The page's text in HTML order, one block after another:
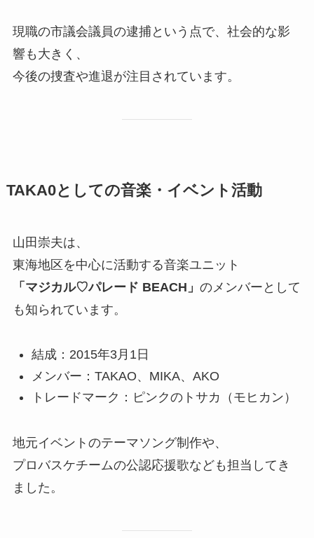
現職の市議会議員の逮捕という点で、社会的な影
響も大きく、
今後の捜査や進退が注目されています。
TAKA0としての音楽・イベント活動
山田崇夫は、
東海地区を中心に活動する音楽ユニット
「マジカル♡パレード BEACH」 のメンバーとして
も知られています。
結成：2015年3月1日
メンバー：TAKAO、MIKA、AKO
トレードマーク：ピンクのトサカ（モヒカン）
地元イベントのテーマソング制作や、
プロバスケチームの公認応援歌なども担当してき
ました。